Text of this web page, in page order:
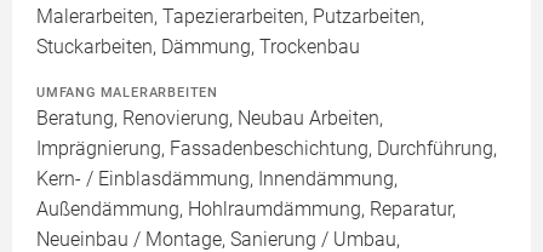
Malerarbeiten, Tapezierarbeiten, Putzarbeiten,
Stuckarbeiten, Dämmung, Trockenbau
UMFANG MALERARBEITEN
Beratung, Renovierung, Neubau Arbeiten,
Imprägnierung, Fassadenbeschichtung, Durchführung,
Kern- / Einblasdämmung, Innendämmung,
Außendämmung, Hohlraumdämmung, Reparatur,
Neueinbau / Montage, Sanierung / Umbau,